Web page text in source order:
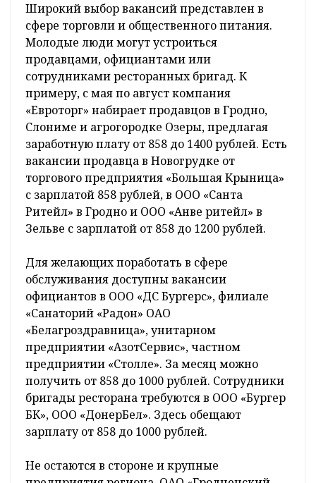
Широкий выбор вакансий представлен в
сфере торговли и общественного питания.
Молодые люди могут устроиться
продавцами, официантами или
сотрудниками ресторанных бригад. К
примеру, с мая по август компания
«Евроторг» набирает продавцов в Гродно,
Слониме и агрогородке Озеры, предлагая
заработную плату от 858 до 1400 рублей. Есть
вакансии продавца в Новогрудке от
торгового предприятия «Большая Крыница»
с зарплатой 858 рублей, в ООО «Санта
Ритейл» в Гродно и ООО «Анве ритейл» в
Зельве с зарплатой от 858 до 1200 рублей.
Для желающих поработать в сфере
обслуживания доступны вакансии
официантов в ООО «ДС Бургерс», филиале
«Санаторий «Радон» ОАО
«Белагроздравница», унитарном
предприятии «АзотСервис», частном
предприятии «Столле». За месяц можно
получить от 858 до 1000 рублей. Сотрудники
бригады ресторана требуются в ООО «Бургер
БК», ООО «ДонерБел». Здесь обещают
зарплату от 858 до 1000 рублей.
Не остаются в стороне и крупные